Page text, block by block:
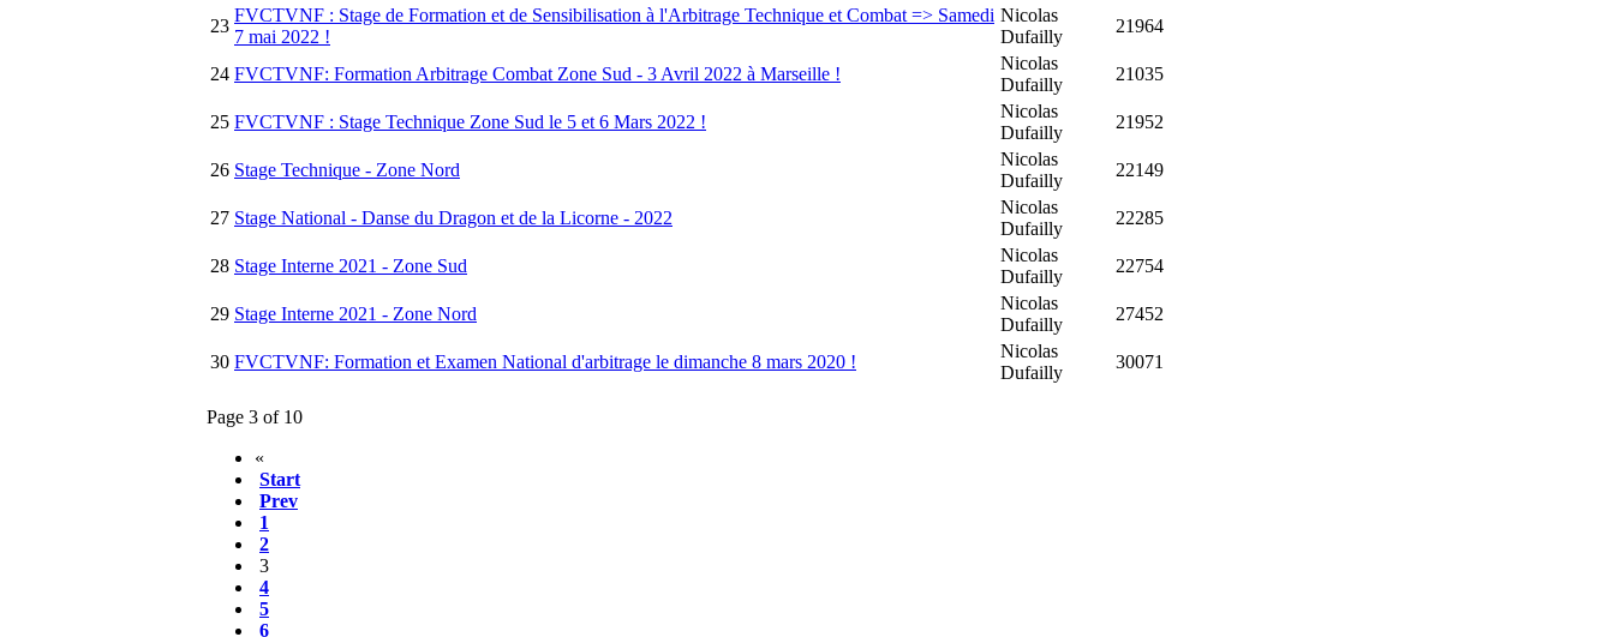
23
FVCTVNF : Stage de Formation et de Sensibilisation à l'Arbitrage Technique et Combat => Samedi
7 mai 2022 !
Nicolas
Dufailly
21964
24 FVCTVNF: Formation Arbitrage Combat Zone Sud - 3 Avril 2022 à Marseille !
Nicolas
Dufailly
21035
25 FVCTVNF : Stage Technique Zone Sud le 5 et 6 Mars 2022 !
Nicolas
Dufailly
21952
26 Stage Technique - Zone Nord
Nicolas
Dufailly
22149
27 Stage National - Danse du Dragon et de la Licorne - 2022
Nicolas
Dufailly
22285
28 Stage Interne 2021 - Zone Sud
Nicolas
Dufailly
22754
29 Stage Interne 2021 - Zone Nord
Nicolas
Dufailly
27452
30 FVCTVNF: Formation et Examen National d'arbitrage le dimanche 8 mars 2020 !
Nicolas
Dufailly
30071
Page 3 of 10
«
Start
Prev
1
2
3
4
5
6